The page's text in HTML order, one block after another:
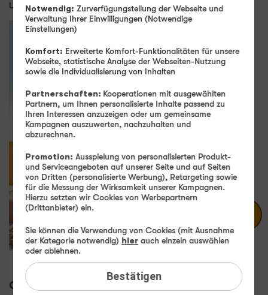
Unsere aktuelle Tarif-Empfehlung
winner!
Wir sind
24,99€
1099
€ mtl.
€
sparen
statt50MBit/s
3
x
GB
gratis
NUR BIS 11.08. 11 UHR
0,– € Bereitstellungspreis
statt19,99 €
Günstig in alle Netze telefonieren
Notwendig: Zurverfügungstellung der Webseite und
Verwaltung Ihrer Einwilligungen (Notwendige
Einstellungen)
Komfort: Erweiterte Komfort-Funktionalitäten für unsere
Webseite, statistische Analyse der Webseiten-Nutzung
sowie die Individualisierung von Inhalten
Partnerschaften: Kooperationen mit ausgewählten
Partnern, um Ihnen personalisierte Inhalte passend zu
Ihren Interessen anzuzeigen oder um gemeinsame
Kampagnen auszuwerten, nachzuhalten und
abzurechnen.
Promotion: Ausspielung von personalisierten Produkt-
und Serviceangeboten auf unserer Seite und auf Seiten
von Dritten (personalisierte Werbung), Retargeting sowie
für die Messung der Wirksamkeit unserer Kampagnen.
Hierzu setzten wir Cookies von Werbepartnern
(Drittanbieter) ein.
Sie können die Verwendung von Cookies (mit Ausnahme
der Kategorie notwendig) hier auch einzeln auswählen
oder ablehnen.
Bestätigen